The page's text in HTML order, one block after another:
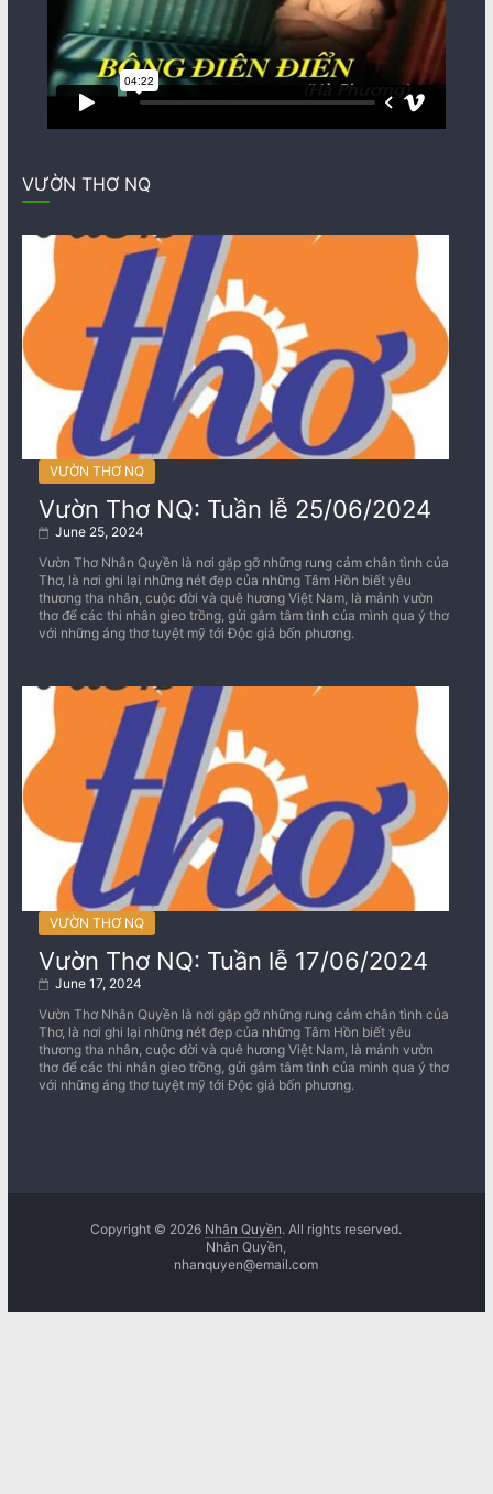
VƯỜN THƠ NQ
VƯỜN THƠ NQ
Vườn Thơ NQ: Tuần lễ 25/06/2024
June 25, 2024
Vườn Thơ Nhân Quyền là nơi gặp gỡ những rung cảm chân tình của
Thơ, là nơi ghi lại những nét đẹp của những Tâm Hồn biết yêu
thương tha nhân, cuộc đời và quê hương Việt Nam, là mảnh vườn
thơ để các thi nhân gieo trồng, gửi gắm tâm tình của mình qua ý thơ
với những áng thơ tuyệt mỹ tới Độc giả bốn phương.
VƯỜN THƠ NQ
Vườn Thơ NQ: Tuần lễ 17/06/2024
June 17, 2024
Vườn Thơ Nhân Quyền là nơi gặp gỡ những rung cảm chân tình của
Thơ, là nơi ghi lại những nét đẹp của những Tâm Hồn biết yêu
thương tha nhân, cuộc đời và quê hương Việt Nam, là mảnh vườn
thơ để các thi nhân gieo trồng, gửi gắm tâm tình của mình qua ý thơ
với những áng thơ tuyệt mỹ tới Độc giả bốn phương.
Copyright © 2026 Nhân Quyền. All rights reserved.
Nhân Quyền,
nhanquyen@email.com